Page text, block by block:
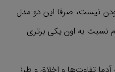
نیست، صرفا این دو مدل
نسبت به اون یکی برتری